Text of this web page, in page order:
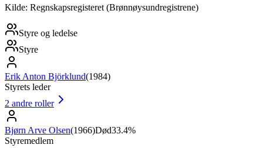
Kilde: Regnskapsregisteret (Brønnøysundregistrene)
Styre og ledelse
Styre
Erik Anton Björklund(1984)
Styrets leder
2 andre roller
Bjørn Arve Olsen(1966)Død33.4%
Styremedlem